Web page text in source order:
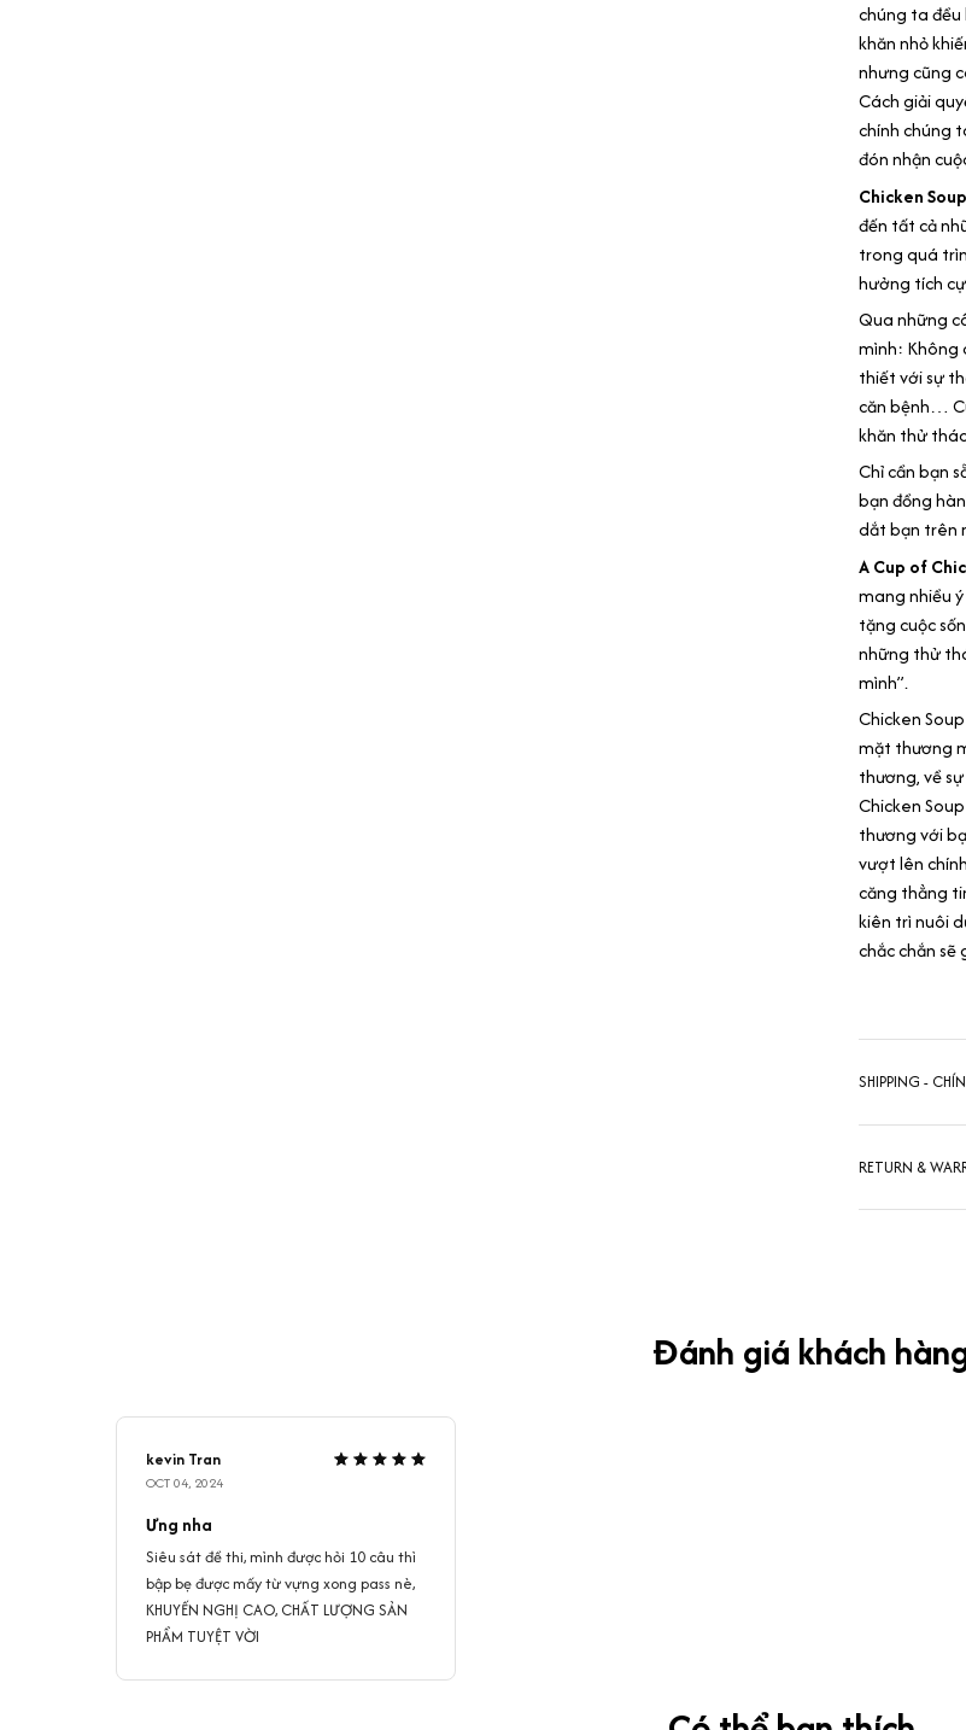
chúng ta đều
khăn nhỏ
nhưng cũng
Cách giải
chính chúng
đón nhận
Chicken
đến tất cả
trong quá
hưởng tích
Qua những
mình: Không
thiết với sự
căn bệnh…
khăn thử
Chỉ cần bạn
bạn đồng
dắt bạn trên
A Cup of
mang nhiều
tặng cuộc
những thử
mình”.
Chicken
mặt thương
thương, về
Chicken
thương với
vượt lên
căng thẳng
kiên trì nuôi
chắc chắn
SHIPPING -
RETURN &
Đánh giá khách
kevin Tran
OCT 04, 2024
Ưng nha
Siêu sát đề thi, mình được hỏi 10 câu thì
bập bẹ được mấy từ vựng xong pass nè,
KHUYẾN NGHỊ CAO, CHẤT LƯỢNG SẢN
PHẨM TUYỆT VỜI